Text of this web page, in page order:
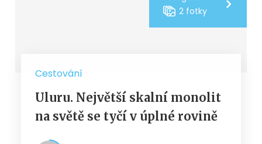
2 fotky
Cestování
Uluru. Největší skalní monolit
na světě se tyčí v úplné rovině